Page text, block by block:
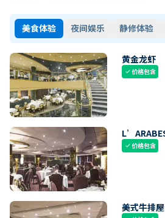
美食体验 夜间娱乐 静修体验
黄金龙虾
check价格包含
check价格包含
美式牛排屋